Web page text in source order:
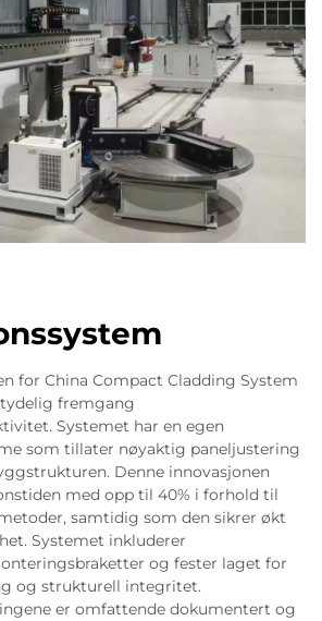
for China Compact Cladding System
fremgang
Systemet har en egen
som tillater nøyaktig paneljustering
Denne innovasjonen
med opp til 40% i forhold til
samtidig som den sikrer økt
Systemet inkluderer
og fester laget for
og strukturell integritet.
er omfattende dokumentert og